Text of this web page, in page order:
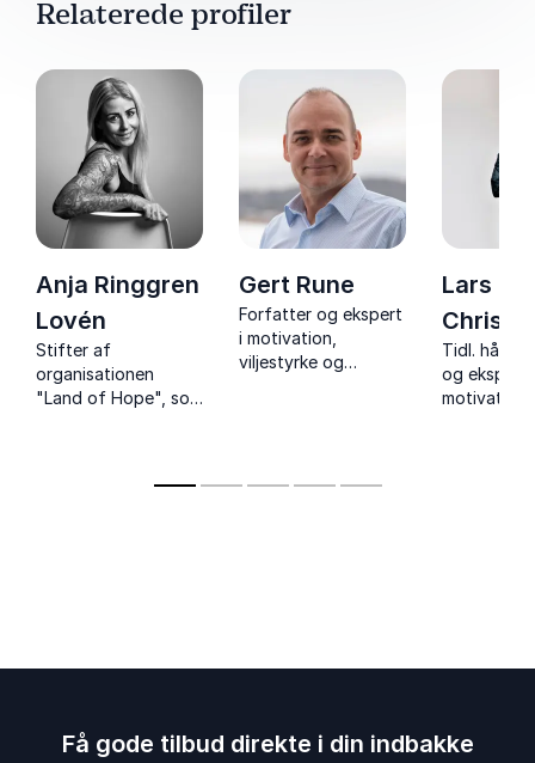
Relaterede profiler
Anja Ringgren
Lovén
Stifter af
organisationen
"Land of Hope", som
foredrag om håb,
Gert Rune
Forfatter og ekspert
i motivation,
viljestyrke og
Ironman.
Lars
Tidl.
og ekspert i
motivation
Få gode tilbud direkte i din indbakke